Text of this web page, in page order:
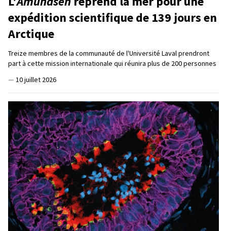
expédition scientifique de 139 jours en
Arctique
Treize membres de la communauté de l'Université Laval prendront
part à cette mission internationale qui réunira plus de 200 personnes
— 10 juillet 2026